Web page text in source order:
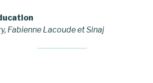
Fabienne Lacoude et Sinaj